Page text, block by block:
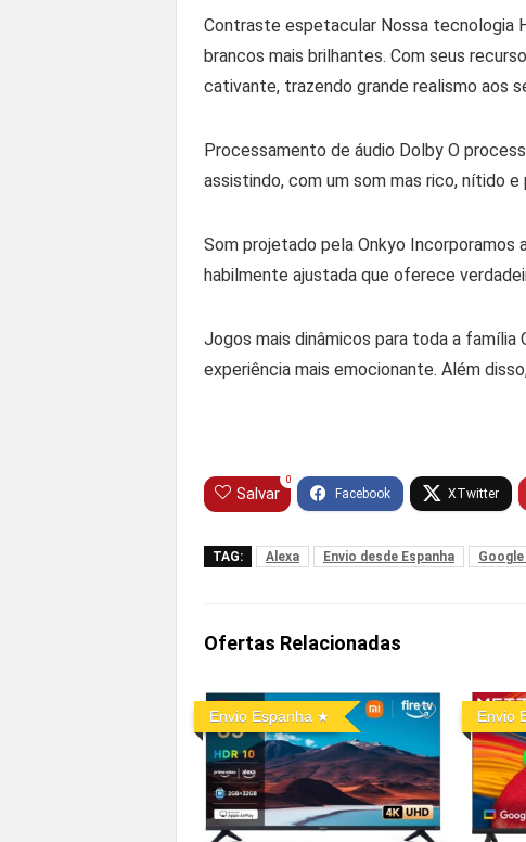
Contraste espetacular Nossa tecnologia
brancos mais brilhantes. Com seus
cativante, trazendo grande realismo aos
Processamento de áudio Dolby O
assistindo, com um som mas rico, nítido e
Som projetado pela Onkyo
habilmente ajustada que oferece
Jogos mais dinâmicos para toda a
experiência mais emocionante. Além
Salvar
0
TAG: Alexa Envio desde Espanha
Ofertas Relacionadas
Envio Espanha Envio